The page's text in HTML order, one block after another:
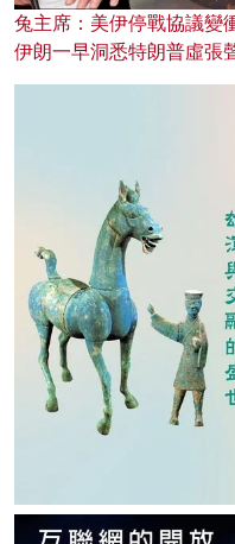
兔主席：美伊停戰協議變
伊朗一早洞悉特朗普虛張